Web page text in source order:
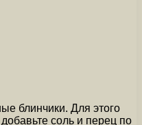
блинчики. Для этого
соль и перец по